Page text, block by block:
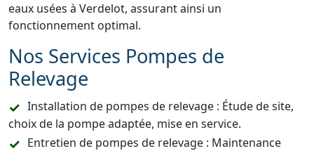
eaux usées à Verdelot, assurant ainsi un
fonctionnement optimal.
Nos Services Pompes de
Relevage
Installation de pompes de relevage : Étude de site,
choix de la pompe adaptée, mise en service.
Entretien de pompes de relevage : Maintenance